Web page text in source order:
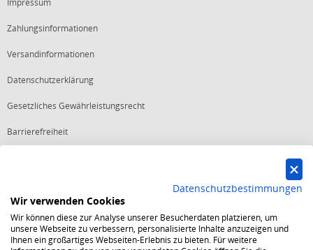
Impressum
Zahlungsinformationen
Versandinformationen
Datenschutzerklärung
Gesetzliches Gewährleistungsrecht
Barrierefreiheit
Starker Service
Shops mit dem Excellent Shop Award stehen seit mehr als 5,
10, 15 oder 20 Jahren für ein sicheres und angenehmes
Einkaufserlebnis.
Datenschutzbestimmungen
Wir verwenden Cookies
Wir können diese zur Analyse unserer Besucherdaten platzieren, um
unsere Webseite zu verbessern, personalisierte Inhalte anzuzeigen und
Ihnen ein großartiges Webseiten-Erlebnis zu bieten. Für weitere